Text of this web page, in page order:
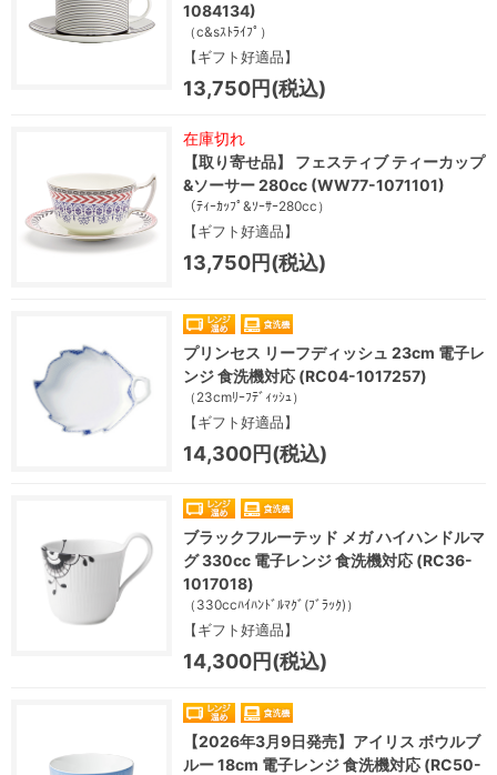
1084134)
（c&sｽﾄﾗｲﾌﾟ）
【ギフト好適品】
13,750円(税込)
在庫切れ
【取り寄せ品】 フェスティブ ティーカップ
&ソーサー 280cc (WW77-1071101)
（ﾃｨｰｶｯﾌﾟ&ｿｰｻｰ280cc）
【ギフト好適品】
13,750円(税込)
プリンセス リーフディッシュ 23cm 電子レ
ンジ 食洗機対応 (RC04-1017257)
（23cmﾘｰﾌﾃﾞｨｯｼｭ）
【ギフト好適品】
14,300円(税込)
ブラックフルーテッド メガ ハイハンドルマ
グ 330cc 電子レンジ 食洗機対応 (RC36-
1017018)
（330ccﾊｲﾊﾝﾄﾞﾙﾏｸﾞ(ﾌﾞﾗｯｸ)）
【ギフト好適品】
14,300円(税込)
【2026年3月9日発売】アイリス ボウルブ
ルー 18cm 電子レンジ 食洗機対応 (RC50-